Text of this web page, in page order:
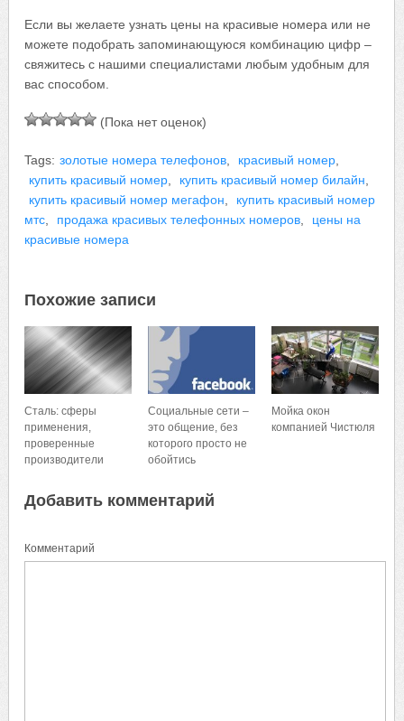
Если вы желаете узнать цены на красивые номера или не
можете подобрать запоминающуюся комбинацию цифр –
свяжитесь с нашими специалистами любым удобным для
вас способом.
(Пока нет оценок)
Tags: золотые номера телефонов, красивый номер,
купить красивый номер, купить красивый номер билайн,
купить красивый номер мегафон,
купить красивый номер
мтс, продажа красивых телефонных номеров,
цены на
красивые номера
Похожие записи
Сталь: сферы
применения,
проверенные
производители
Социальные сети –
это общение, без
которого просто не
обойтись
Мойка окон
компанией Чистюля
Добавить комментарий
Комментарий